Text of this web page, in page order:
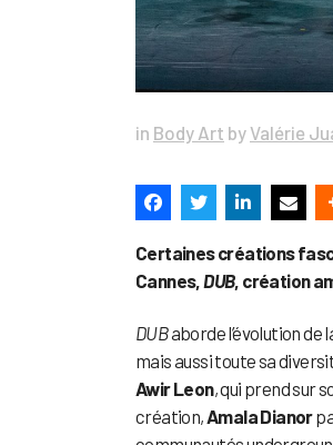
in Body Art by Valérie
Certaines créations
Cannes,DUB, création
DUBaborde l’évolution
mais aussi toute sa
Awir Leon, qui prend sur
création,Amala Dianor